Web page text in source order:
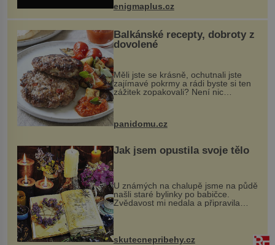
...
enigmaplus.cz
Balkánské recepty, dobroty z
dovolené
Měli jste se krásně, ochutnali jste
zajímavé pokrmy a rádi byste si ten
zážitek zopakovali? Není nic
snazšího. Pljeskavica (10 porcí)
Možná jste ji ochutnali na dovolené v
panidomu.cz
Jak jsem opustila svoje tělo
U známých na chalupě jsme na půdě
našli staré bylinky po babičce.
Zvědavost mi nedala a připravila
jsem si z nich lektvar… Zimní pobyt
na chalupě se pro mě vlastní vinou
změnil v děsivý zážitek, na kt...
skutecnepribehy.cz